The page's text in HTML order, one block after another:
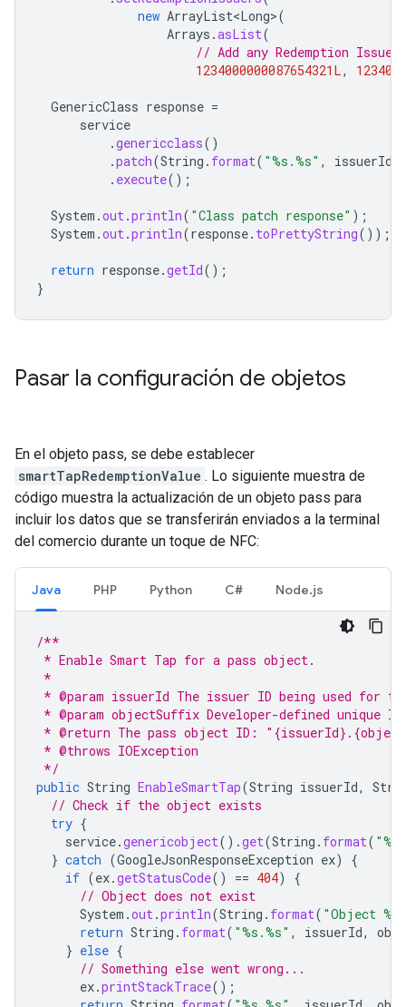
new ArrayList<Long>(
Arrays .asList(
// Add any Redemption Issuer
1234000000087654321L,
GenericClass response =
service
.genericclass()
.patch(String . format( "%s.%s" , issuerId
. execute();
System .out.println( "Class patch response" );
System .out.println(response. toPrettyString());
return response.getId();
}
Pasar la configuración de objetos
En el objeto pass, se debe establecer
smartTapRedemptionValue . Lo siguiente muestra de
código muestra la actualización de un objeto pass para
incluir los datos que se transferirán enviados a la terminal
del comercio durante un toque de NFC:
Java PHP Python C# Node.js
/**
* Enable Smart Tap for a pass object.
*
* @param issuerId The issuer ID being used for
* @param objectSuffix Developer-defined unique
* @return The pass object ID:
* @throws IOException
*/
public String EnableSmartTap(String issuerId,
// Check if the object exists
try {
service.genericobject().get(String . format(
} catch (GoogleJsonResponseException ex)
{
if (ex.getStatusCode() == 404)
{
// Object does not exist
System .out.println(String . format( "Object
return String . format( "%s.%s" , issuerId,
} else {
// Something else went wrong...
ex.printStackTrace();